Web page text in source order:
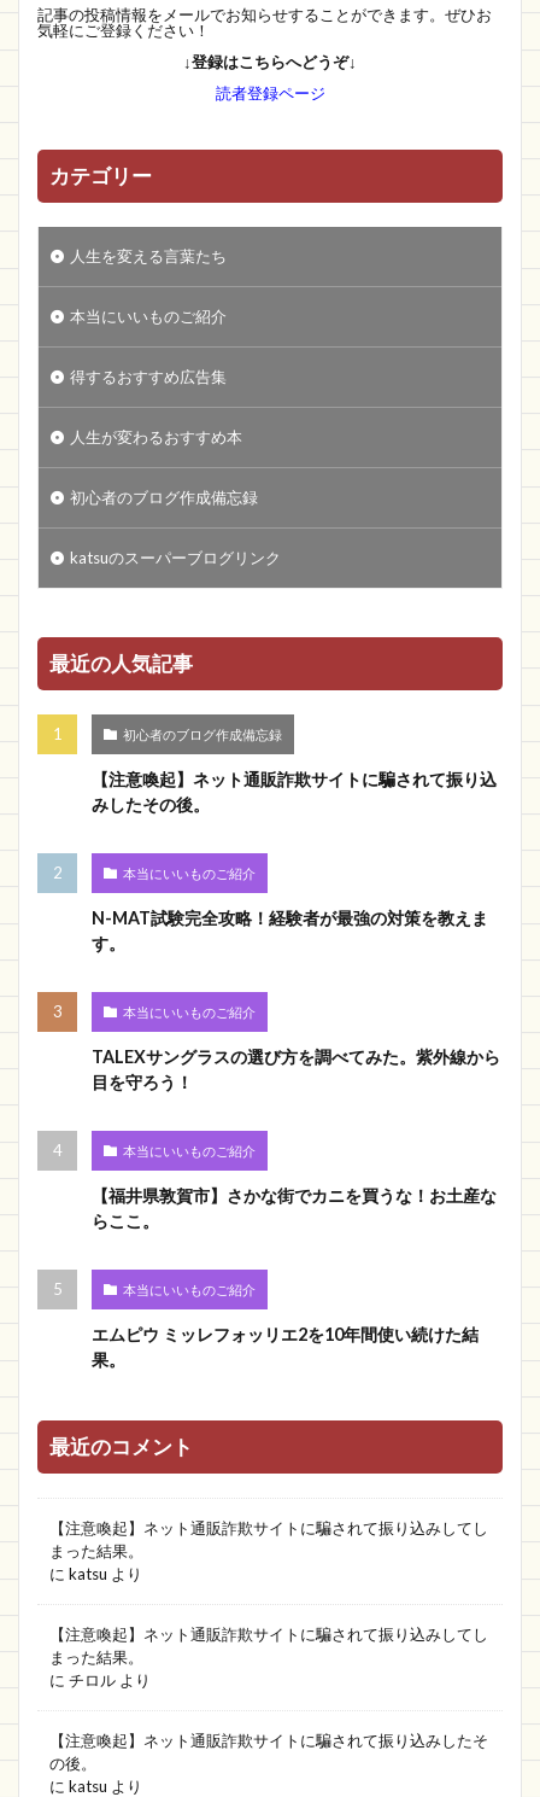
記事の投稿情報をメールでお知らせすることができます。ぜひお
気軽にご登録ください！
↓登録はこちらへどうぞ↓
読者登録ページ
カテゴリー
人生を変える言葉たち
本当にいいものご紹介
得するおすすめ広告集
人生が変わるおすすめ本
初心者のブログ作成備忘録
katsuのスーパーブログリンク
最近の人気記事
初心者のブログ作成備忘録
【注意喚起】ネット通販詐欺サイトに騙されて振り込
みしたその後。
本当にいいものご紹介
N-MAT試験完全攻略！経験者が最強の対策を教えま
す。
本当にいいものご紹介
TALEXサングラスの選び方を調べてみた。紫外線から
目を守ろう！
本当にいいものご紹介
【福井県敦賀市】さかな街でカニを買うな！お土産な
らここ。
本当にいいものご紹介
エムピウ ミッレフォッリエ2を10年間使い続けた結
果。
最近のコメント
【注意喚起】ネット通販詐欺サイトに騙されて振り込みしてし
まった結果。
に katsu より
【注意喚起】ネット通販詐欺サイトに騙されて振り込みしてし
まった結果。
に チロル より
【注意喚起】ネット通販詐欺サイトに騙されて振り込みしたそ
の後。
に katsu より